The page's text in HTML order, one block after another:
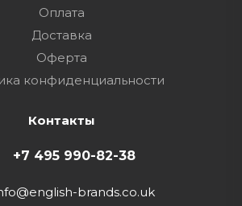
Оплата
Доставка
Оферта
конфиденциальности
Контакты
+7 495 990-82-38
brands.co.uk